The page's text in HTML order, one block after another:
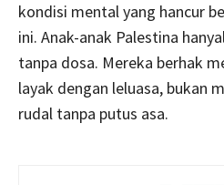
kondisi mental yang hancur
ini. Anak-anak Palestina
tanpa dosa. Mereka berhak
layak dengan leluasa, bukan
rudal tanpa putus asa.